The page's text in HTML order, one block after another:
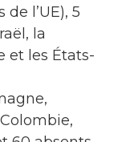
l’UE), 5
la
et les États-